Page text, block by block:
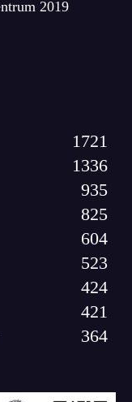
2019
1721
1336
935
825
604
523
424
421
364